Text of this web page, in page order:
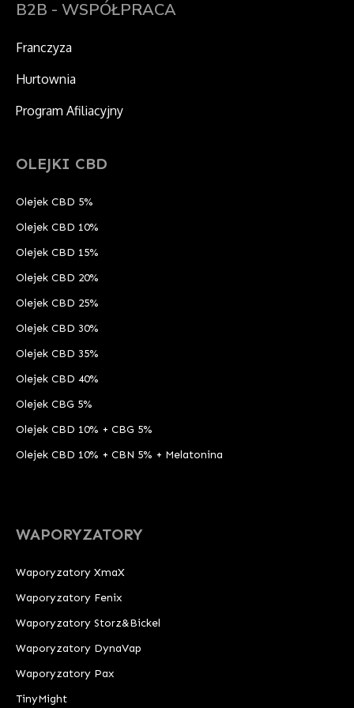
B2B - WSPÓŁPRACA
Franczyza
Hurtownia
Program Afiliacyjny
OLEJKI CBD
Olejek CBD 5%
Olejek CBD 10%
Olejek CBD 15%
Olejek CBD 20%
Olejek CBD 25%
Olejek CBD 30%
Olejek CBD 35%
Olejek CBD 40%
Olejek CBG 5%
Olejek CBD 10% + CBG 5%
Olejek CBD 10% + CBN 5% + Melatonina
WAPORYZATORY
Waporyzatory XmaX
Waporyzatory Fenix
Waporyzatory Storz&Bickel
Waporyzatory DynaVap
Waporyzatory Pax
TinyMight